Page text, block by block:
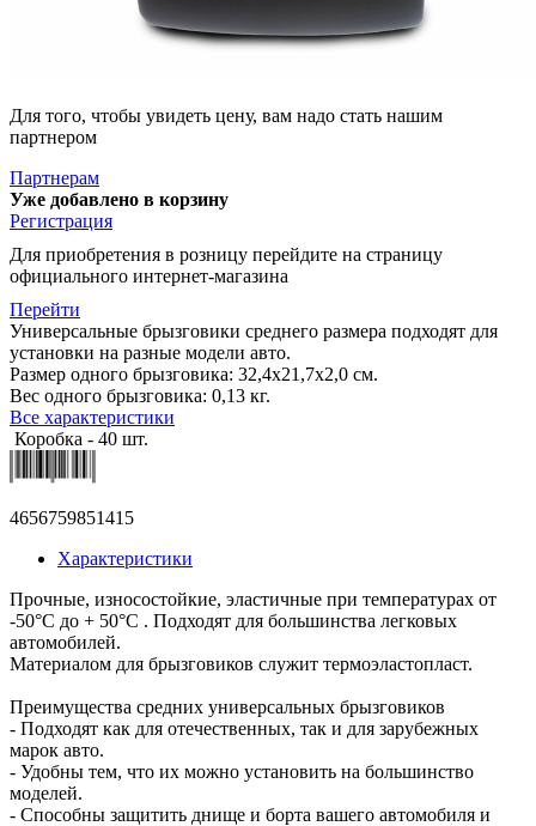
Для того, чтобы увидеть цену, вам надо стать нашим
партнером
Партнерам
Уже добавлено в корзину
Регистрация
Для приобретения в розницу перейдите на страницу
официального интернет-магазина
Перейти
Универсальные брызговики среднего размера подходят для
установки на разные модели авто.
Размер одного брызговика: 32,4х21,7х2,0 см.
Вес одного брызговика: 0,13 кг.
Все характеристики
Коробка - 40 шт.
4656759851415
Характеристики
Прочные, износостойкие, эластичные при температурах от
-50°С до + 50°С . Подходят для большинства легковых
автомобилей.
Материалом для брызговиков служит термоэластопласт.
Преимущества средних универсальных брызговиков
- Подходят как для отечественных, так и для зарубежных
марок авто.
- Удобны тем, что их можно установить на большинство
моделей.
- Способны защитить днище и борта вашего автомобиля и